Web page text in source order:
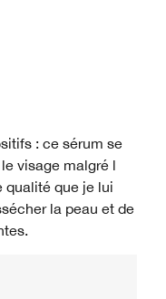
: ce sérum se
visage malgré l
qualité que je lui
la peau et de